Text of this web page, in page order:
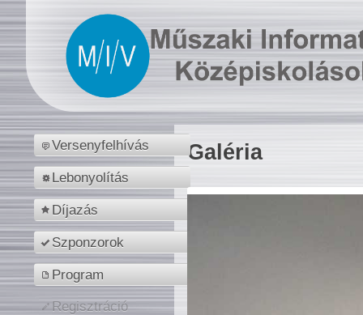
Versenyfelhívás
Lebonyolítás
Díjazás
Szponzorok
Program
Regisztráció
Galéria